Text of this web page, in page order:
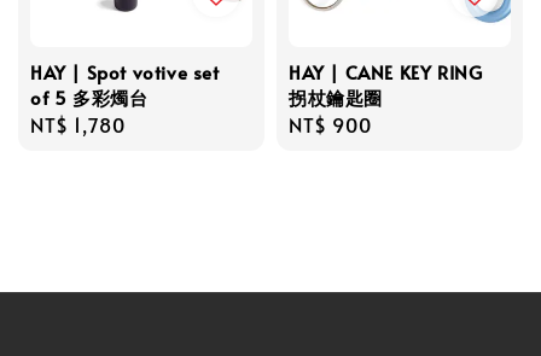
HAY | Spot votive set
of 5 多彩燭台
Regular
NT$ 1,780
HAY | CANE KEY RING
拐杖鑰匙圈
Regular
NT$ 900